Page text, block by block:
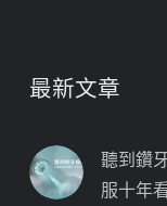
最新文章
聽到鑽
服十年